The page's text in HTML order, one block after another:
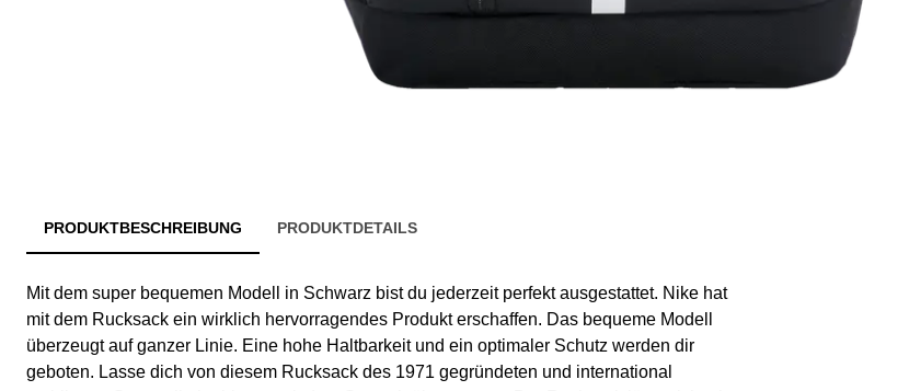
PRODUKTBESCHREIBUNG PRODUKTDETAILS
Mit dem super bequemen Modell in Schwarz bist du jederzeit perfekt ausgestattet. Nike hat
mit dem Rucksack ein wirklich hervorragendes Produkt erschaffen. Das bequeme Modell
überzeugt auf ganzer Linie. Eine hohe Haltbarkeit und ein optimaler Schutz werden dir
geboten. Lasse dich von diesem Rucksack des 1971 gegründeten und international